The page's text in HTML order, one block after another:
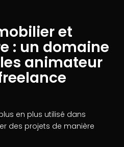
et
: un domaine
animateur
en plus utilisé dans
des projets de manière